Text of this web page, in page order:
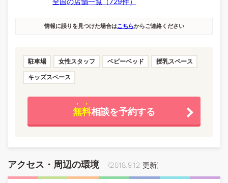
情報に誤りを見つけた場合はこちらからご連絡ください
駐車場 女性スタッフ ベビーベッド 授乳スペース
キッズスペース
無料相談を予約する
アクセス・周辺の環境 (2018.9.12 更新)